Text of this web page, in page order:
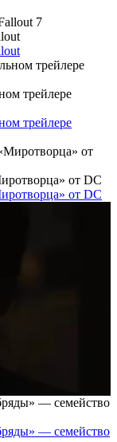
трейлере
трейлере
от DC
от DC
— семейство
— семейство